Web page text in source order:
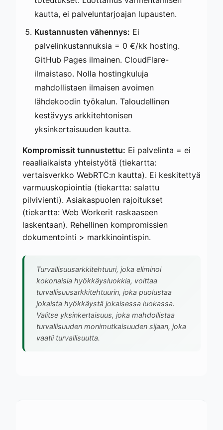
kautta, ei palveluntarjoajan lupausten.
Kustannusten vähennys: Ei
palvelinkustannuksia = 0 €/kk hosting.
GitHub Pages ilmainen. CloudFlare-
ilmaistaso. Nolla hostingkuluja
mahdollistaen ilmaisen avoimen
lähdekoodin työkalun. Taloudellinen
kestävyys arkkitehtonisen
yksinkertaisuuden kautta.
Kompromissit tunnustettu: Ei palvelinta = ei
reaaliaikaista yhteistyötä (tiekartta:
vertaisverkko WebRTC:n kautta). Ei keskitettyä
varmuuskopiointia (tiekartta: salattu
pilvivienti). Asiakaspuolen rajoitukset
(tiekartta: Web Workerit raskaaseen
laskentaan). Rehellinen kompromissien
dokumentointi > markkinointispin.
Turvallisuusarkkitehtuuri, joka eliminoi
kokonaisia hyökkäysluokkia, voittaa
turvallisuusarkkitehtuurin, joka puolustaa
jokaista hyökkäystä jokaisessa luokassa.
Valitse yksinkertaisuus, joka mahdollistaa
turvallisuuden monimutkaisuuden sijaan, joka
vaatii turvallisuutta.